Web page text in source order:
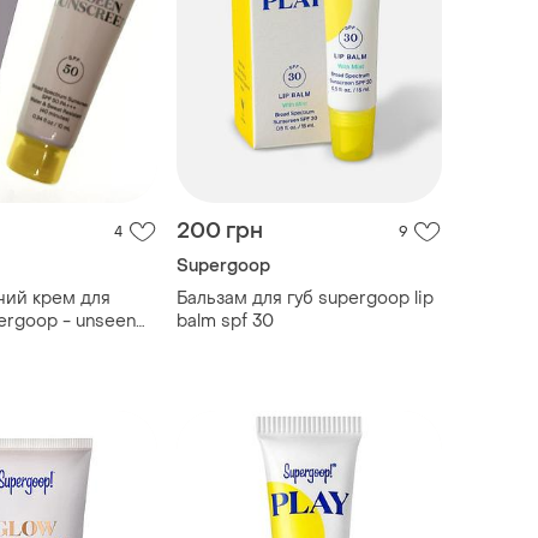
4
крем для
- unseen
200 грн 9
Supergoop
Бальзам для губ supergoop lip
balm spf 30